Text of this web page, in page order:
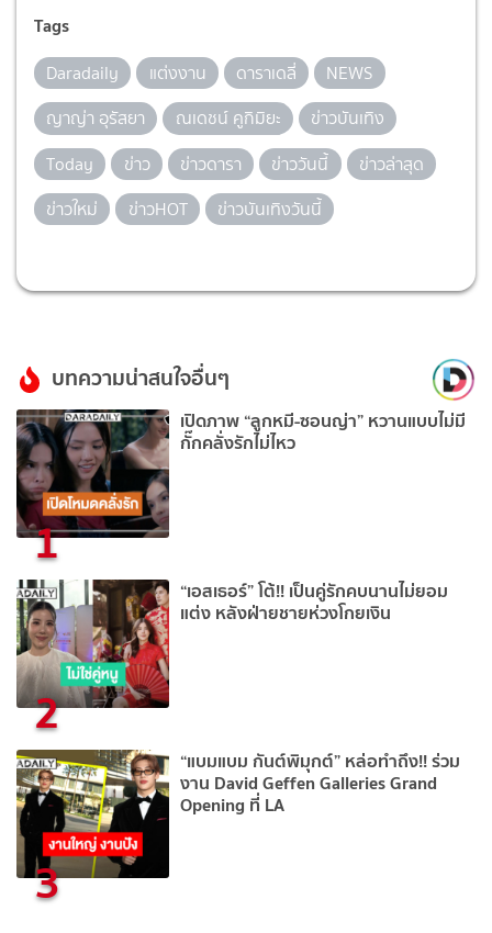
Tags
Daradaily แต่งงาน ดาราเดลี่
NEWS
ญาญ่า อุรัสยา
ณเดชน์ คูกิมิยะ
ข่าวบันเทิง
Today
ข่าว ข่าวดารา ข่าววันนี้
ข่าวล่าสุด
ข่าวใหม่
ข่าวHOT ข่าวบันเทิงวันนี้
บทความน่าสนใจอื่นๆ
1
เปิดภาพ “ลูกหมี-ซอนญ่า” หวานแบบไม่มี
กั๊กคลั่งรักไม่ไหว
2
“เอสเธอร์” โต้!! เป็นคู่รักคบนานไม่ยอม
แต่ง หลังฝ่ายชายห่วงโกยเงิน
3
“แบมแบม กันต์พิมุกต์” หล่อทำถึง!! ร่วม
งาน David Geffen Galleries Grand
Opening ที่ LA